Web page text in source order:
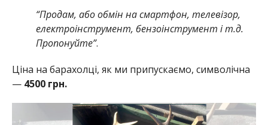
“Продам, або обмін на смартфон, телевізор,
електроінструмент, бензоінструмент і т.д.
Пропонуйте”.
Ціна на барахолці, як ми припускаємо, символічна
— 4500 грн.